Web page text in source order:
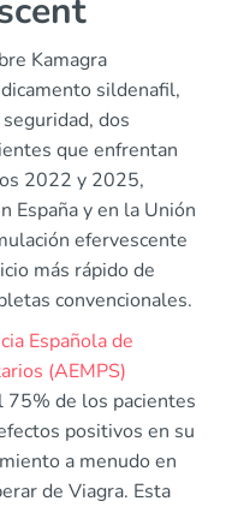
Kamagra
sildenafil,
dos
que enfrentan
2022 y 2025,
España y en la Unión
efervescente
más rápido de
convencionales.
Española de
(AEMPS)
75% de los pacientes
positivos en su
a menudo en
de Viagra. Esta